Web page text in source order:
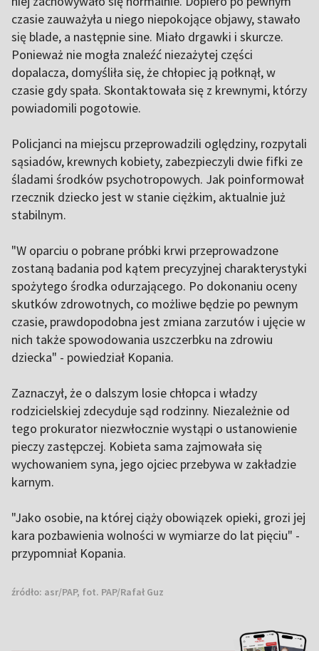
czasie zauważyła u niego niepokojące objawy, stawało
się blade, a następnie sine. Miało drgawki i skurcze.
Ponieważ nie mogła znaleźć niezażytej części
dopalacza, domyśliła się, że chłopiec ją połknął, w
czasie gdy spała. Skontaktowała się z krewnymi, którzy
powiadomili pogotowie.
Policjanci na miejscu przeprowadzili oględziny, rozpytali
sąsiadów, krewnych kobiety, zabezpieczyli dwie fifki ze
śladami środków psychotropowych. Jak poinformował
rzecznik dziecko jest w stanie ciężkim, aktualnie już
stabilnym.
"W oparciu o pobrane próbki krwi przeprowadzone
zostaną badania pod kątem precyzyjnej charakterystyki
spożytego środka odurzającego. Po dokonaniu oceny
skutków zdrowotnych, co możliwe będzie po pewnym
czasie, prawdopodobna jest zmiana zarzutów i ujęcie w
nich także spowodowania uszczerbku na zdrowiu
dziecka" - powiedział Kopania.
Zaznaczył, że o dalszym losie chłopca i władzy
rodzicielskiej zdecyduje sąd rodzinny. Niezależnie od
tego prokurator niezwłocznie wystąpi o ustanowienie
pieczy zastępczej. Kobieta sama zajmowała się
wychowaniem syna, jego ojciec przebywa w zakładzie
karnym.
"Jako osobie, na której ciąży obowiązek opieki, grozi jej
kara pozbawienia wolności w wymiarze do lat pięciu" -
przypomniał Kopania.
źródło: asr/PAP, fot. PAP/Rafał Guz